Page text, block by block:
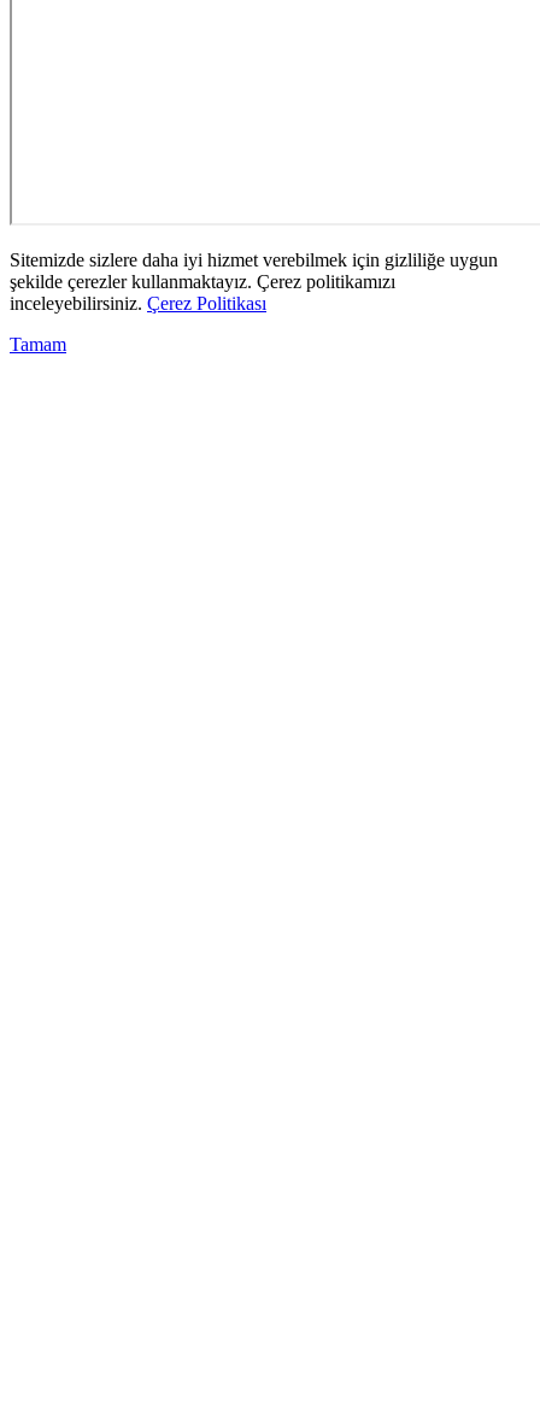
Sitemizde sizlere daha iyi hizmet verebilmek için gizliliğe uygun
şekilde çerezler kullanmaktayız. Çerez politikamızı
inceleyebilirsiniz. Çerez Politikası
Tamam